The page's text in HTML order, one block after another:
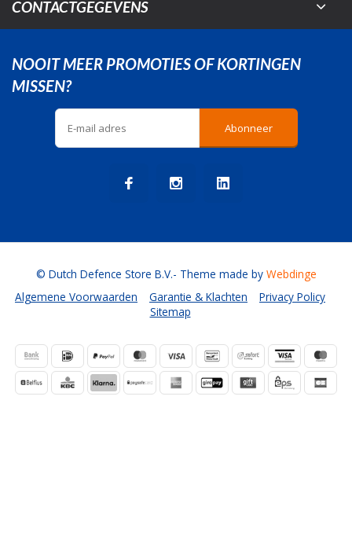
CONTACTGEGEVENS
NOOIT MEER PROMOTIES OF KORTINGEN
MISSEN?
Abonneer
Algemene Voorwaarden Garantie & Klachten
Privacy Policy
Sitemap
© Dutch Defence Store B.V.- Theme made by Webdinge